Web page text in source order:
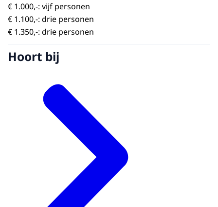
€ 1.000,-: vijf personen
€ 1.100,-: drie personen
€ 1.350,-: drie personen
Hoort bij